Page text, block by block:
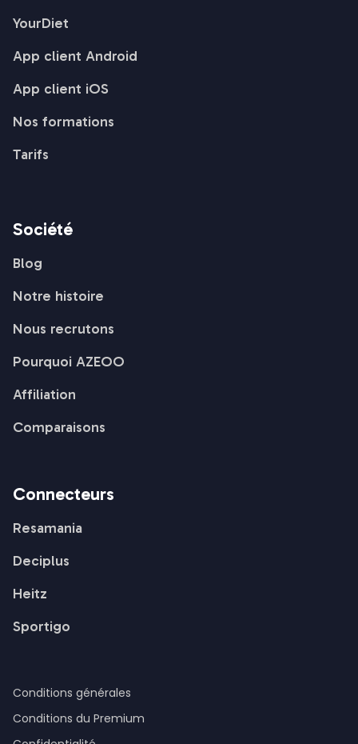
YourDiet
App client Android
App client iOS
Nos formations
Tarifs
Société
Blog
Notre histoire
Nous recrutons
Pourquoi AZEOO
Affiliation
Comparaisons
Connecteurs
Resamania
Deciplus
Heitz
Sportigo
Conditions générales
Conditions du Premium